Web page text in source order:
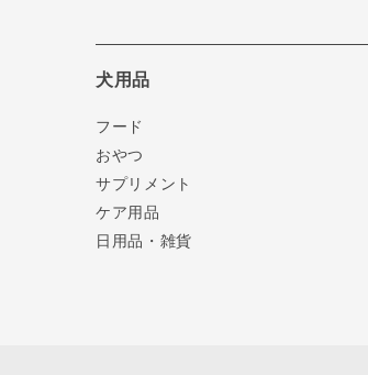
犬用品
フード
おやつ
サプリメント
ケア用品
日用品・雑貨